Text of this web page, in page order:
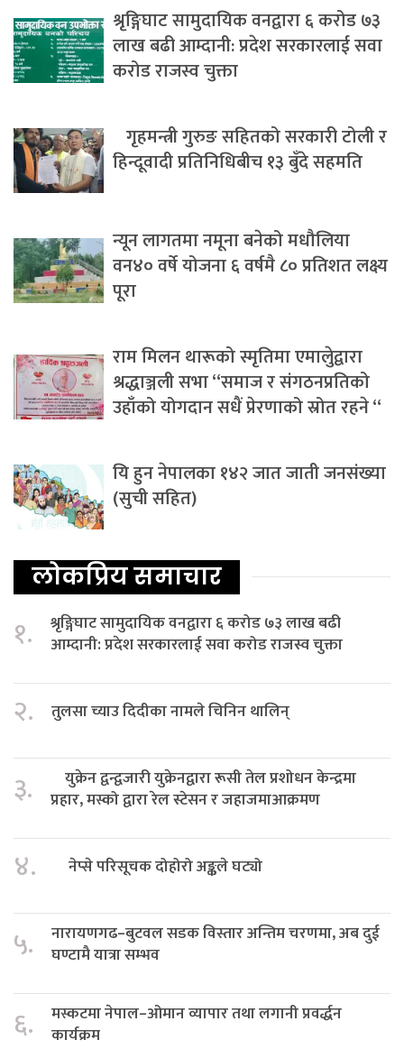
श्रृङ्गिघाट सामुदायिक वनद्वारा ६ करोड ७३
लाख बढी आम्दानी: प्रदेश सरकारलाई सवा
करोड राजस्व चुक्ता
गृहमन्त्री गुरुङ सहितको सरकारी टोली र
हिन्दूवादी प्रतिनिधिबीच १३ बुँदे सहमति
न्यून लागतमा नमूना बनेको मधौलिया
वन४० वर्षे योजना ६ वर्षमै ८० प्रतिशत लक्ष्य
पूरा
राम मिलन थारूको स्मृतिमा एमालेुद्वारा
श्रद्धाञ्जली सभा “समाज र संगठनप्रतिको
उहाँको योगदान सधैं प्रेरणाको स्रोत रहने “
यि हुन नेपालका १४२ जात जाती जनसंख्या
(सुची सहित)
लोकप्रिय समाचार
१.
श्रृङ्गिघाट सामुदायिक वनद्वारा ६ करोड ७३ लाख बढी
आम्दानी: प्रदेश सरकारलाई सवा करोड राजस्व चुक्ता
२. तुलसा च्याउ दिदीका नामले चिनिन थालिन्
३.
युक्रेन द्वन्द्वजारी युक्रेनद्वारा रूसी तेल प्रशोधन केन्द्रमा
प्रहार, मस्को द्वारा रेल स्टेसन र जहाजमाआक्रमण
४. नेप्से परिसूचक दोहोरो अङ्कले घट्यो
५.
नारायणगढ–बुटवल सडक विस्तार अन्तिम चरणमा, अब दुई
घण्टामै यात्रा सम्भव
६.
मस्कटमा नेपाल–ओमान व्यापार तथा लगानी प्रवर्द्धन
कार्यक्रम